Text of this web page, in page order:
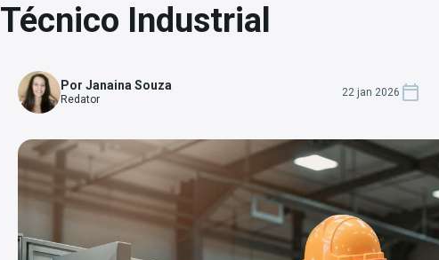
Técnico Industrial
Por Janaina Souza
Redator
22 jan 2026